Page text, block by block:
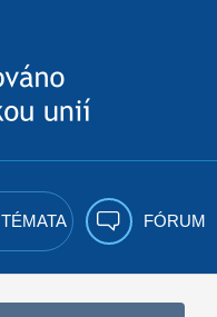
TÉMATA FÓRUM